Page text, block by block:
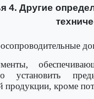
4. Другие
установить
продукции, кроме